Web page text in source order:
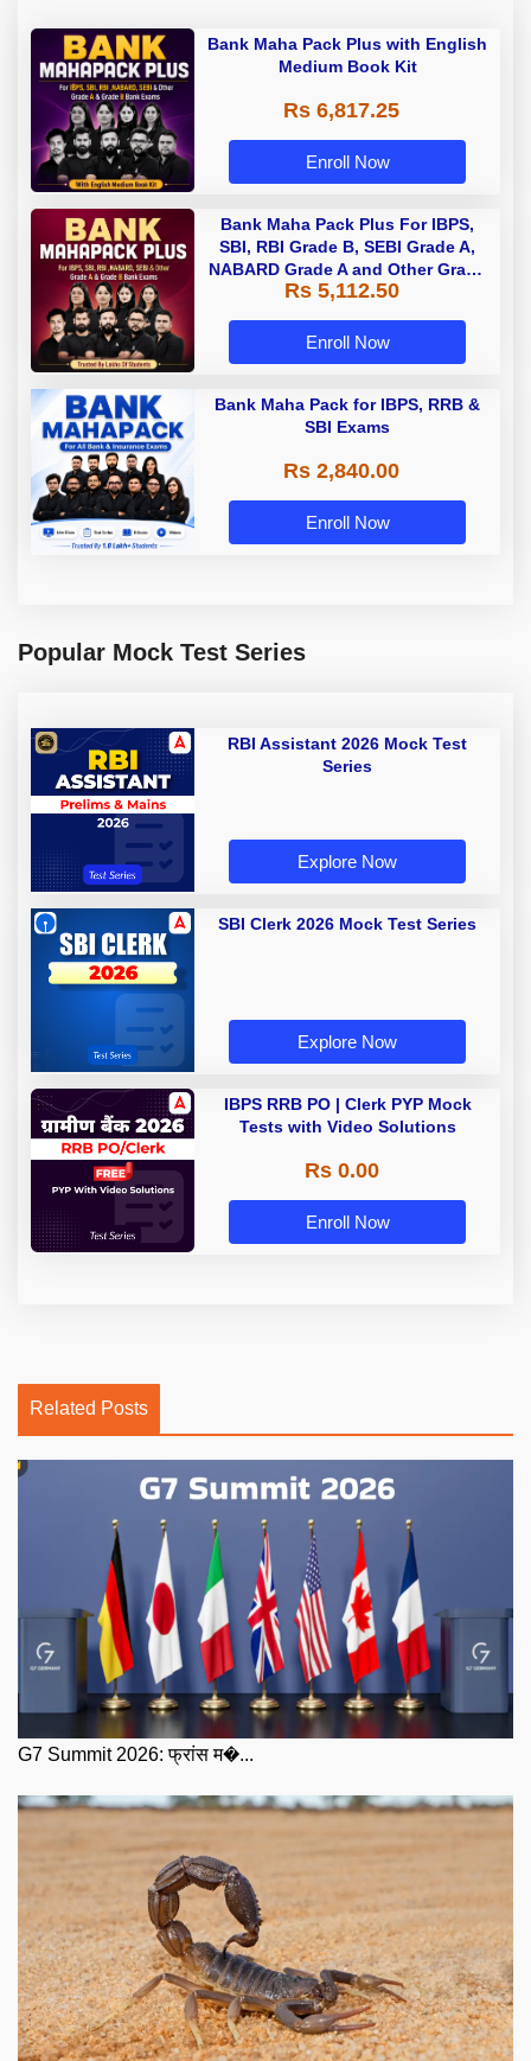
Bank Maha Pack Plus with English
Medium Book Kit
Rs 6,817.25
Enroll Now
Bank Maha Pack Plus For IBPS,
SBI, RBI Grade B, SEBI Grade A,
NABARD Grade A and Other Grade
A & Grade B Bank Exams
Rs 5,112.50
Enroll Now
Bank Maha Pack for IBPS, RRB &
SBI Exams
Rs 2,840.00
Enroll Now
Popular Mock Test Series
RBI Assistant 2026 Mock Test
Series
Explore Now
SBI Clerk 2026 Mock Test Series
Explore Now
IBPS RRB PO | Clerk PYP Mock
Tests with Video Solutions
Rs 0.00
Enroll Now
Related Posts
G7 Summit 2026: फ्रांस म�...